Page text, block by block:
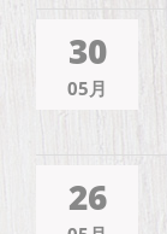
30
05月
26